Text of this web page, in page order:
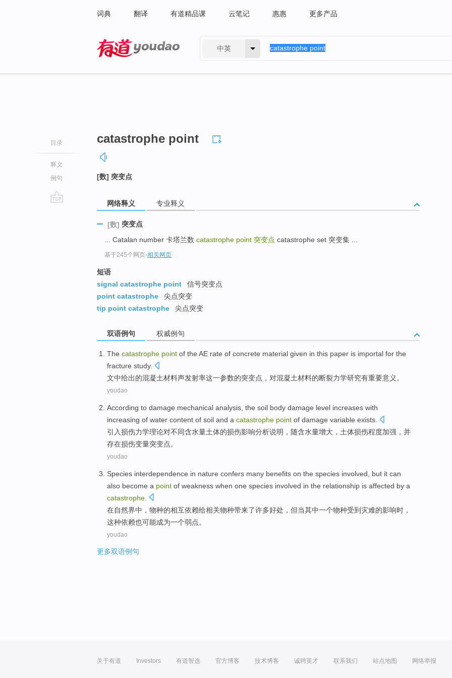
词典 翻译 有道精品课 云笔记 惠惠 更多产品
中英
目录
释义
例句
catastrophe point
[数] 突变点
网络释义 专业释义
[数] 突变点
... Catalan number 卡塔兰数 catastrophe point 突变点 catastrophe set 突变集 ...
基于245个网页-相关网页
短语
signal catastrophe point
信号突变点
point catastrophe
尖点突变
tip point catastrophe
尖点突变
双语例句 权威例句
The catastrophe point of the AE rate of concrete material given in this paper is importal for the
fracture study.
文中给出的混凝土材料声发射率这一参数的突变点 ， 对混凝土材料的断裂力学研究有重要意义。
youdao
According to damage mechanical analysis , the soil body damage level increases with
increasing of water content of soil and a catastrophe point of damage variable exists
引入损伤力学理论对不同含水量土体的损伤影响分析说明， 随含水量增大，土体损伤程度加强， 并
存在损伤变量突变点。
youdao
Species interdependence in nature confers many benefits on the species involved but it can
also become a point of weakness when one species involved in the relationship is affected by a
catastrophe
在自然界中， 物种的相互依赖给相关物种带来了许多好处 ， 但当其中一个物种受到灾难的影响时，
这种依赖也可能成为一个弱点。
youdao
更多双语例句
关于有道 Investors 有道智选 官方博客 技术博客 诚聘英才 联系我们 站点地图 网络举报